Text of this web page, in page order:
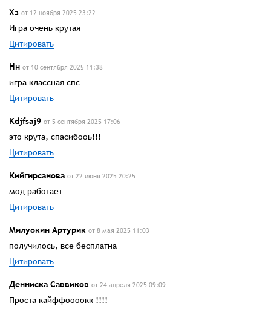
Хз от 12 ноября 2025 23:22
Игра очень крутая
Цитировать
Нн от 10 сентября 2025 11:38
игра классная спс
Цитировать
Kdjfsaj9 от 5 сентября 2025 17:06
это крута, спасибооь!!!
Цитировать
Кийгирсанова от 22 июня 2025 20:25
мод работает
Цитировать
Милуокин Артурик от 8 мая 2025 11:03
получилось, все бесплатна
Цитировать
Денниска Саввиков от 24 апреля 2025 09:09
Проста кайффоооокк !!!!